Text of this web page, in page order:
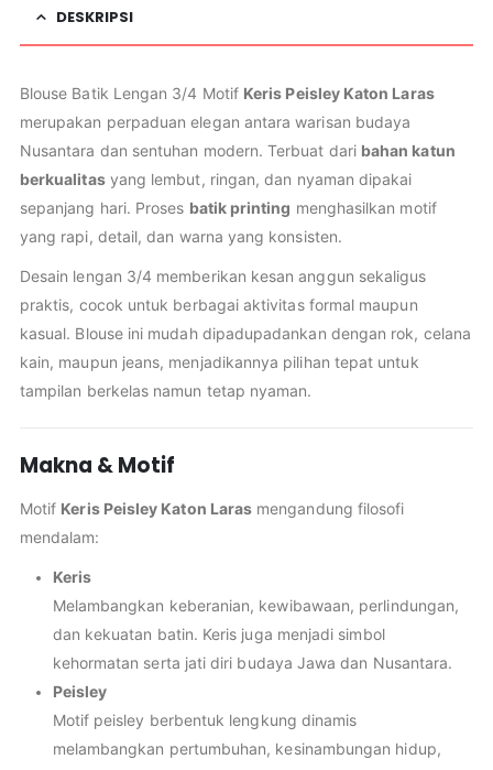
DESKRIPSI
Blouse Batik Lengan 3/4 Motif Keris Peisley Katon Laras
merupakan perpaduan elegan antara warisan budaya
Nusantara dan sentuhan modern. Terbuat dari bahan katun
berkualitasyang lembut, ringan, dan nyaman dipakai
sepanjang hari. Proses batik printing menghasilkan motif
yang rapi, detail, dan warna yang konsisten.
Desain lengan 3/4 memberikan kesan anggun sekaligus
praktis, cocok untuk berbagai aktivitas formal maupun
kasual. Blouse ini mudah dipadupadankan dengan rok, celana
kain, maupun jeans, menjadikannya pilihan tepat untuk
tampilan berkelas namun tetap nyaman.
Makna & Motif
Motif Keris Peisley Katon Laras mengandung filosofi
mendalam:
Keris
Melambangkan keberanian, kewibawaan, perlindungan,
dan kekuatan batin. Keris juga menjadi simbol
kehormatan serta jati diri budaya Jawa dan Nusantara.
Peisley
Motif peisley berbentuk lengkung dinamis
melambangkan pertumbuhan, kesinambungan hidup,